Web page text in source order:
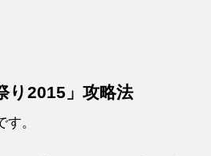
り2015」攻略法
。